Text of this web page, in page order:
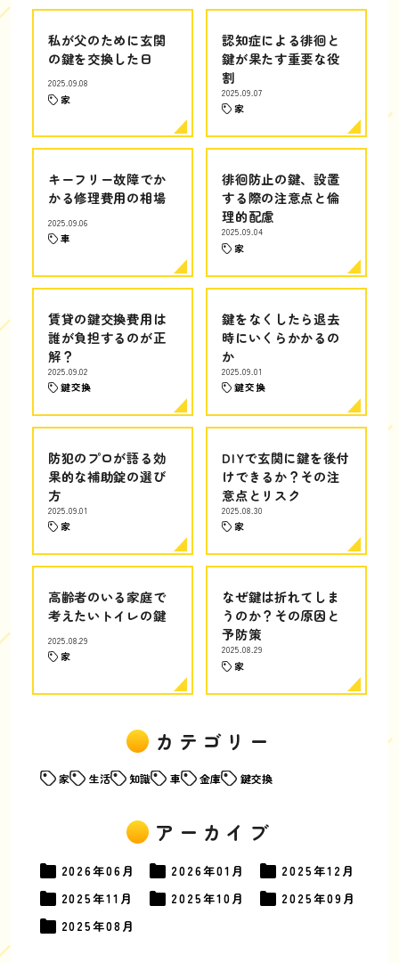
私が父のために玄関
の鍵を交換した日
2025.09.08
家
認知症による徘徊と
鍵が果たす重要な役
割
2025.09.07
家
キーフリー故障でか
かる修理費用の相場
2025.09.06
車
徘徊防止の鍵、設置
する際の注意点と倫
理的配慮
2025.09.04
家
賃貸の鍵交換費用は
誰が負担するのが正
解？
2025.09.02
鍵交換
鍵をなくしたら退去
時にいくらかかるの
か
2025.09.01
鍵交換
防犯のプロが語る効
果的な補助錠の選び
方
2025.09.01
家
DIYで玄関に鍵を後付
けできるか？その注
意点とリスク
2025.08.30
家
高齢者のいる家庭で
考えたいトイレの鍵
2025.08.29
家
なぜ鍵は折れてしま
うのか？その原因と
予防策
2025.08.29
家
カテゴリー
家 生活 知識 車 金庫 鍵交換
アーカイブ
2026年06月 2026年01月 2025年12月
2025年11月 2025年10月 2025年09月
2025年08月